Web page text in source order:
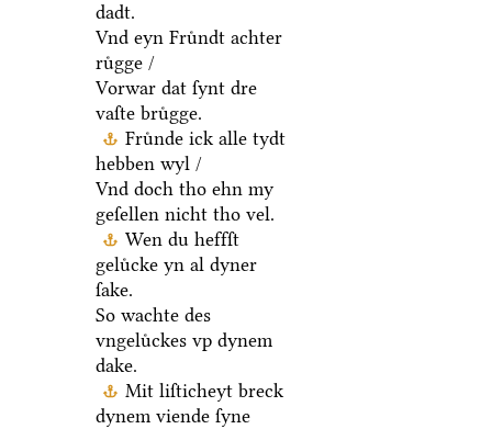
dadt.
Vnd eyn Fruͤndt achter
ruͤgge /
Vorwar dat ſynt dre
vaſte bruͤgge.
Fruͤnde ick alle tydt
hebben wyl /
Vnd doch tho ehn my
geſellen nicht tho vel.
Wen du heffſt
geluͤcke yn al dyner
ſake.
So wachte des
vngeluͤckes vp dynem
dake.
Mit liſticheyt breck
dynem viende ſyne